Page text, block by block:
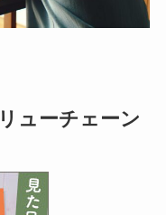
ューチェーン